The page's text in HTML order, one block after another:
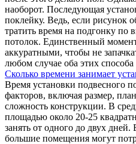
наоборот. Последующая
поклейку. Ведь, если рисунок
тратить время на подгонку по
потолок. Единственный
аккуратными, чтобы не
любом случае оба этих
Сколько времени занимает
Время установки подвесного
факторов, включая размер,
сложность конструкции. В
площадью около 20-25
занять от одного до двух
большие помещения могут